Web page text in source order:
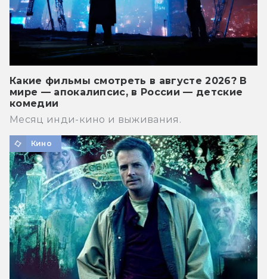
Какие фильмы смотреть в августе 2026? В
мире — апокалипсис, в России — детские
комедии
Месяц инди-кино и выживания.
Кино